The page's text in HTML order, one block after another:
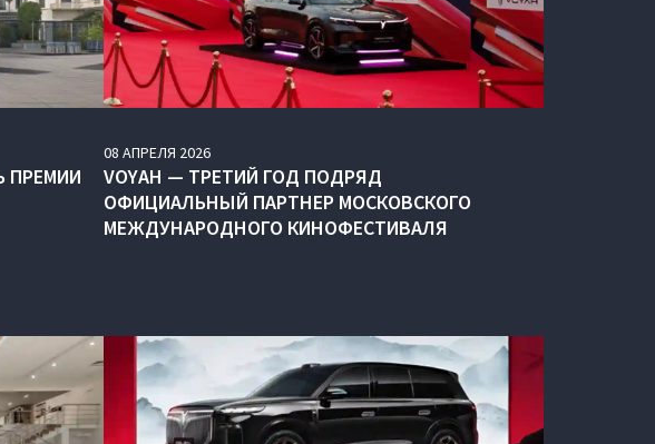
ПРЕМИИ
08 АПРЕЛЯ 2026
VOYAH — ТРЕТИЙ ГОД ПОДРЯД
ОФИЦИАЛЬНЫЙ ПАРТНЕР МОСКОВСКОГО
МЕЖДУНАРОДНОГО КИНОФЕСТИВАЛЯ